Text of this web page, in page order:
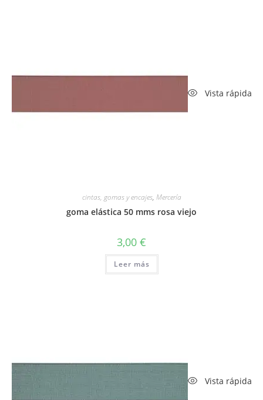
Vista rápida
cintas, gomas y encajes, Mercería
goma elástica 50 mms rosa viejo
3,00 €
Leer más
Vista rápida